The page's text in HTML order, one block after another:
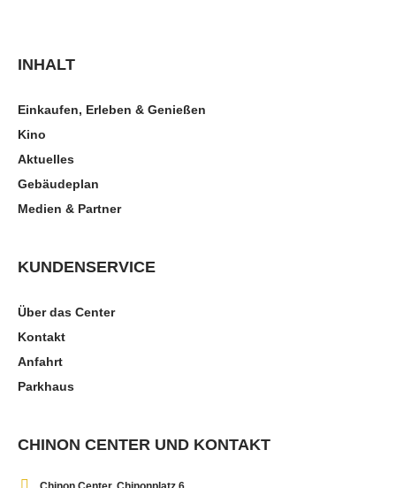
INHALT
Einkaufen, Erleben & Genießen
Kino
Aktuelles
Gebäudeplan
Medien & Partner
KUNDENSERVICE
Über das Center
Kontakt
Anfahrt
Parkhaus
CHINON CENTER UND KONTAKT